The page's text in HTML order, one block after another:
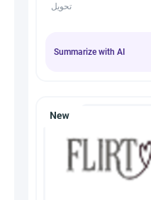
تحويل
Summarize with AI